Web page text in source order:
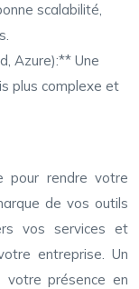
scalabilité,
Azure):** Une
plus complexe et
pour rendre votre
de vos outils
vos services et
entreprise. Un
votre présence en